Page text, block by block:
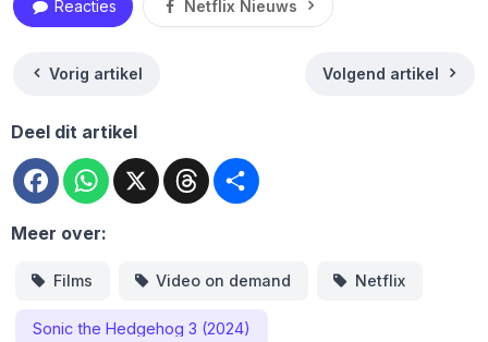
Reacties Netflix Nieuws
Vorig artikel Volgend artikel
Deel dit artikel
FacebookWhatsApp
X Threads
Meer over:
Films Video on demand Netflix
Sonic the Hedgehog 3 (2024)